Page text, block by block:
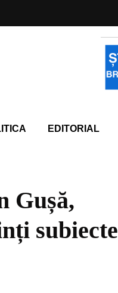
EDITORIAL
Gușă,
subiecte